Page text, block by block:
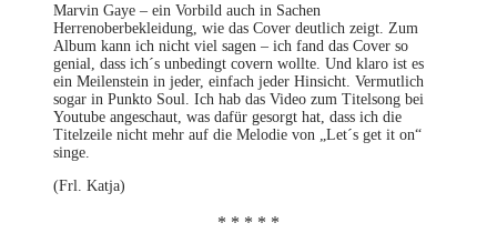
Marvin Gaye – ein Vorbild auch in Sachen
Herrenoberbekleidung, wie das Cover deutlich zeigt. Zum
Album kann ich nicht viel sagen – ich fand das Cover so
genial, dass ich´s unbedingt covern wollte. Und klaro ist es
ein Meilenstein in jeder, einfach jeder Hinsicht. Vermutlich
sogar in Punkto Soul. Ich hab das Video zum Titelsong bei
Youtube angeschaut, was dafür gesorgt hat, dass ich die
Titelzeile nicht mehr auf die Melodie von „Let´s get it on“
singe.
(Frl. Katja)
* * * * *